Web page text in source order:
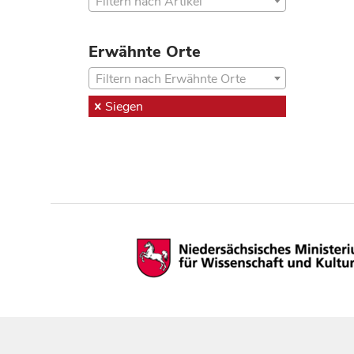
Erwähnte Orte
Filtern nach Erwähnte Orte
Siegen